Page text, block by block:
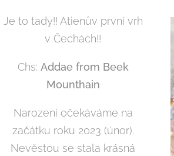
Je to tady!! Atienův první vrh
v Čechách!!
Chs: Addae from Beek
Mounthain
Narození očekáváme na
začátku roku 2023 (únor).
Nevěstou se stala krásná